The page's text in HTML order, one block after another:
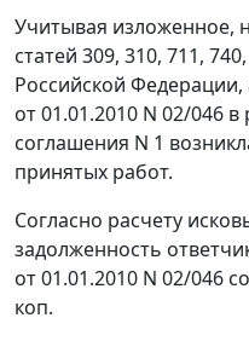
Учитывая изложенное,
статей 309, 310, 711, 740,
Российской Федерации,
от 01.01.2010 N 02/046
соглашения N 1
принятых работ.
Согласно расчету
задолженность
от 01.01.2010 N 02/046
коп.